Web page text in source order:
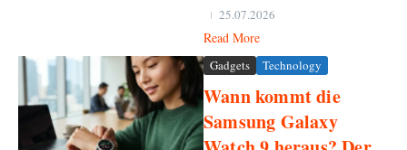
25.07.2026
Read More
Gadgets Technology
Wann kommt die
Samsung Galaxy